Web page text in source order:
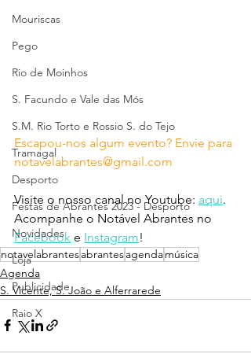
Mouriscas
Pego
Rio de Moinhos
S. Facundo e Vale das Mós
S.M. Rio Torto e Rossio S. do Tejo
Tramagal
Desporto
Festas de Abrantes 2023 - Desporto
Novidades
Loja
Publicidade
Raio X
Escapou-nos algum evento? Envie para
notavelabrantes@gmail.com
Visite o nosso canal no Youtube: aqui.
Acompanhe o Notável Abrantes no
Facebook e Instagram!
notavelabrantesabrantesagendamúsica
Agenda
S. Vicente, S. João e Alferrarede